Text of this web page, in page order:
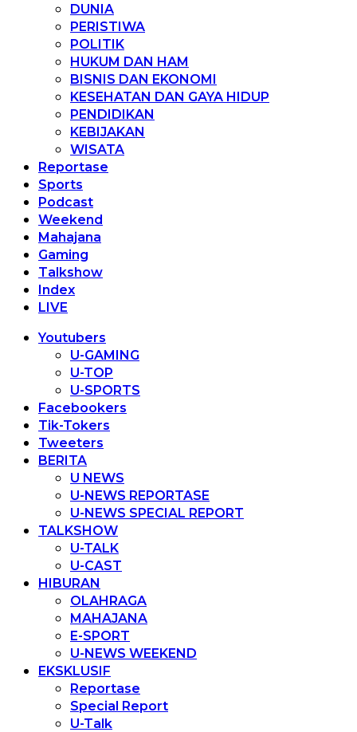
DUNIA
PERISTIWA
POLITIK
HUKUM DAN HAM
BISNIS DAN EKONOMI
KESEHATAN DAN GAYA HIDUP
PENDIDIKAN
KEBIJAKAN
WISATA
Reportase
Sports
Podcast
Weekend
Mahajana
Gaming
Talkshow
Index
LIVE
Youtubers
U-GAMING
U-TOP
U-SPORTS
Facebookers
Tik-Tokers
Tweeters
BERITA
U NEWS
U-NEWS REPORTASE
U-NEWS SPECIAL REPORT
TALKSHOW
U-TALK
U-CAST
HIBURAN
OLAHRAGA
MAHAJANA
E-SPORT
U-NEWS WEEKEND
EKSKLUSIF
Reportase
Special Report
U-Talk